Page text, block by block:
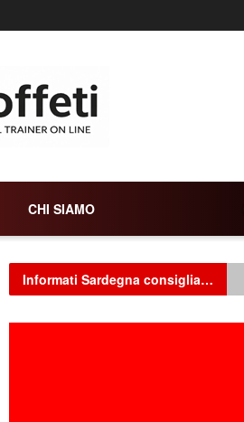
CHI SIAMO
Informati Sardegna consiglia…